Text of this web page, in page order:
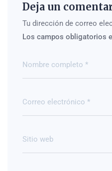
Deja un
Tu dirección de correo
Los campos obligatorios